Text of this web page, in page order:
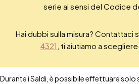
serie ai sensi del Codice
Hai dubbi sulla misura? Contattaci
4321 , ti aiutiamo a
Durante i Saldi, è possibile effettuare